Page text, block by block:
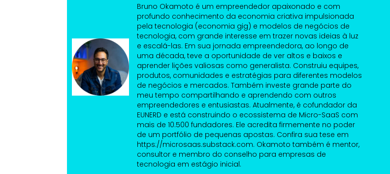
Bruno Okamoto é um empreendedor apaixonado e com
profundo conhecimento da economia criativa impulsionada
pela tecnologia (economia gig) e modelos de negócios de
tecnologia, com grande interesse em trazer novas ideias à luz
e escalá-las. Em sua jornada empreendedora, ao longo de
uma década, teve a oportunidade de ver altos e baixos e
aprender lições valiosas como generalista. Construiu equipes,
produtos, comunidades e estratégias para diferentes modelos
de negócios e mercados. Também investe grande parte do
meu tempo compartilhando e aprendendo com outros
empreendedores e entusiastas. Atualmente, é cofundador da
EUNERD e está construindo o ecossistema de Micro-SaaS com
mais de 10.500 fundadores. Ele acredita firmemente no poder
de um portfólio de pequenas apostas. Confira sua tese em
https://microsaas.substack.com. Okamoto também é mentor,
consultor e membro do conselho para empresas de
tecnologia em estágio inicial.